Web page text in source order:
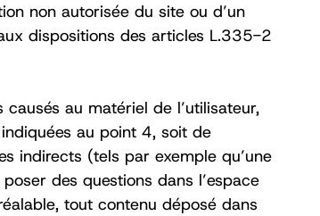
non autorisée du site ou d’un
dispositions des articles L.335-2
au matériel de l’utilisateur,
au point 4, soit de
indirects (tels par exemple qu’une
des questions dans l’espace
tout contenu déposé dans